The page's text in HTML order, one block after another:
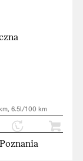
6.5l/100 km